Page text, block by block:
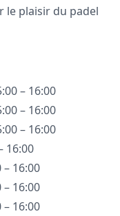
le plaisir du padel
– 16:00
– 16:00
– 16:00
16:00
16:00
16:00
16:00